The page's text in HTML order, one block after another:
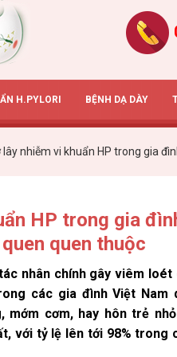
H.PYLORI BỆNH DẠ DÀY
lây nhiễm vi khuẩn HP trong gia
HP trong gia
quen thuộc
nhân chính gây viêm loét
các gia đình Việt Nam
mớm cơm, hay hôn trẻ
với tỷ lệ lên tới 98% trong